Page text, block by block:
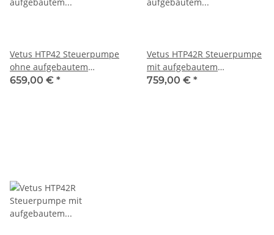
Vetus HTP42 Steuerpumpe
ohne aufgebautem
Rückschlagventil schwarz
659,00 € *
Vetus HTP42R Steuerpumpe
mit aufgebautem
Rückschlagventil schwarz
759,00 € *